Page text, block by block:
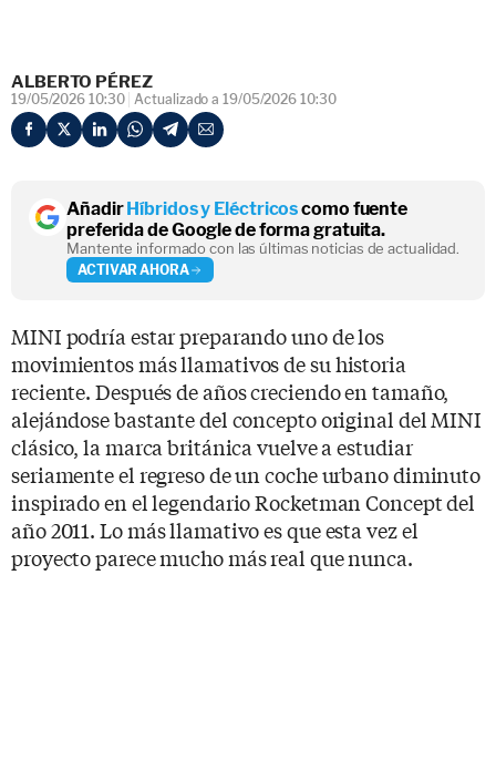
ALBERTO PÉREZ
19/05/2026 10:30 Actualizado a 19/05/2026 10:30
AñadirHíbridos y Eléctricoscomo fuente
preferida de Google de forma gratuita.
Mantente informado con las últimas noticias de actualidad.
ACTIVAR AHORA
MINI podría estar preparando uno de los
movimientos más llamativos de su historia
reciente. Después de años creciendo en tamaño,
alejándose bastante del concepto original del MINI
clásico, la marca británica vuelve a estudiar
seriamente el regreso de un coche urbano diminuto
inspirado en el legendario Rocketman Concept del
año 2011. Lo más llamativo es que esta vez el
proyecto parece mucho más real que nunca.